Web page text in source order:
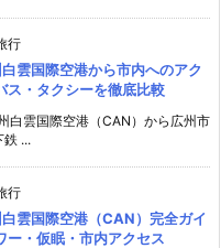
行
雲国際空港から市内へのアク
ス・タクシーを徹底比較
白雲国際空港（CAN）から広州市
鉄 ...
行
雲国際空港（CAN）完全ガイ
ー・仮眠・市内アクセス